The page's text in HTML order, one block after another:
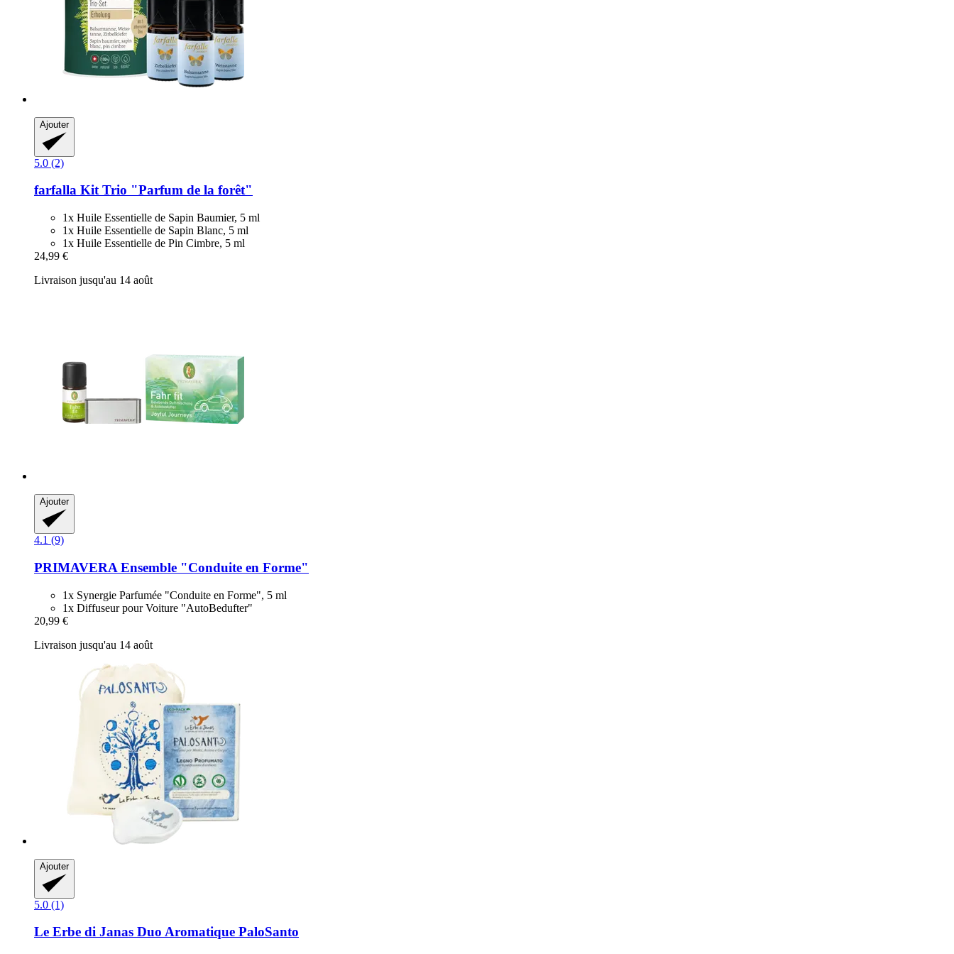
Ajouter
5.0 (2)
farfalla Kit Trio "Parfum de la forêt"
1x Huile Essentielle de Sapin Baumier, 5 ml
1x Huile Essentielle de Sapin Blanc, 5 ml
1x Huile Essentielle de Pin Cimbre, 5 ml
24,99 €
Livraison jusqu'au 14 août
Ajouter
4.1 (9)
PRIMAVERA Ensemble "Conduite en Forme"
1x Synergie Parfumée "Conduite en Forme", 5 ml
1x Diffuseur pour Voiture "AutoBedufter"
20,99 €
Livraison jusqu'au 14 août
Ajouter
5.0 (1)
Le Erbe di Janas Duo Aromatique PaloSanto